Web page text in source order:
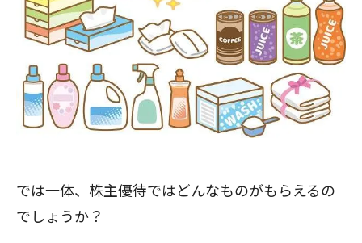
では一体、株主優待ではどんなものがもらえるの
でしょうか？